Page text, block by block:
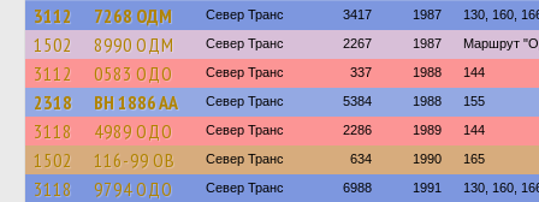
3112 7268 ОДМ Север Транс 3417 1987 130, 160,
1502 8990 ОДМ Север Транс 2267 1987 Маршрут
3112 0583 ОДО Север Транс 337 1988 144
2318 BH 1886 AA Север Транс 5384 1988 155
3118 4989 ОДО Север Транс 2286 1989 144
1502 116-99 ОВ Север Транс 634 1990 165
3118 9794 ОДО Север Транс 6988 1991 130, 160,